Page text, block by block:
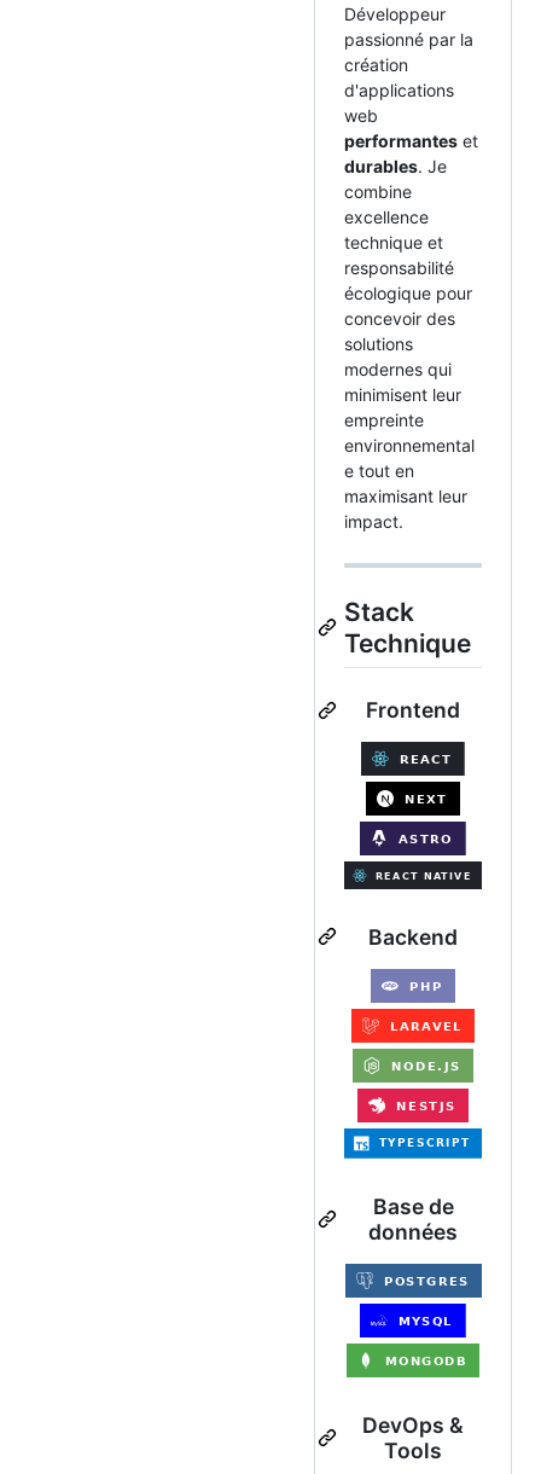
Développeur
passionné par la
création
d'applications
web
performantes et
durables. Je
combine
excellence
technique et
responsabilité
écologique pour
concevoir des
solutions
modernes qui
minimisent leur
empreinte
environnemental
e tout en
maximisant leur
impact.
Stack
Technique
Frontend
Backend
Base de
données
DevOps &
Tools